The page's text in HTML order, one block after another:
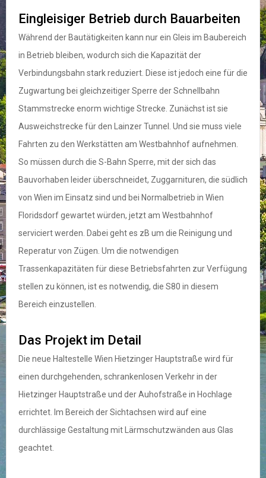
Eingleisiger Betrieb durch Bauarbeiten
Während der Bautätigkeiten kann nur ein Gleis im Baubereich
in Betrieb bleiben, wodurch sich die Kapazität der
Verbindungsbahn stark reduziert. Diese ist jedoch eine für die
Zugwartung bei gleichzeitiger Sperre der Schnellbahn
Stammstrecke enorm wichtige Strecke. Zunächst ist sie
Ausweichstrecke für den Lainzer Tunnel. Und sie muss viele
Fahrten zu den Werkstätten am Westbahnhof aufnehmen.
So müssen durch die S-Bahn Sperre, mit der sich das
Bauvorhaben leider überschneidet, Zuggarnituren, die südlich
von Wien im Einsatz sind und bei Normalbetrieb in Wien
Floridsdorf gewartet würden, jetzt am Westbahnhof
serviciert werden. Dabei geht es zB um die Reinigung und
Reperatur von Zügen. Um die notwendigen
Trassenkapazitäten für diese Betriebsfahrten zur Verfügung
stellen zu können, ist es notwendig, die S80 in diesem
Bereich einzustellen.
Das Projekt im Detail
Die neue Haltestelle Wien Hietzinger Hauptstraße wird für
einen durchgehenden, schrankenlosen Verkehr in der
Hietzinger Hauptstraße und der Auhofstraße in Hochlage
errichtet. Im Bereich der Sichtachsen wird auf eine
durchlässige Gestaltung mit Lärmschutzwänden aus Glas
geachtet.